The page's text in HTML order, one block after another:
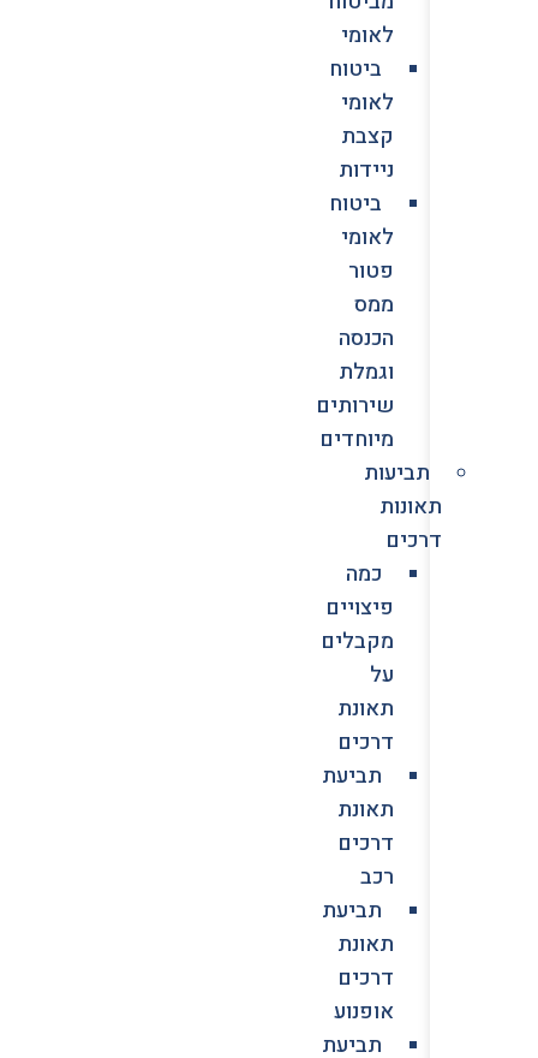
לאומי
ביטוח
לאומי
קצבת
ניידות
ביטוח
לאומי
פטור
ממס
הכנסה
וגמלת
שירותים
מיוחדים
תביעות
תאונות
דרכים
כמה
פיצויים
מקבלים
על
תאונת
דרכים
תביעת
תאונת
דרכים
רכב
תביעת
תאונת
דרכים
אופנוע
תביעת